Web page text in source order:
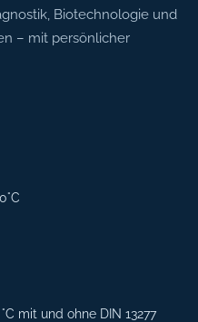
Biotechnologie und
– mit persönlicher
mit und ohne DIN 13277